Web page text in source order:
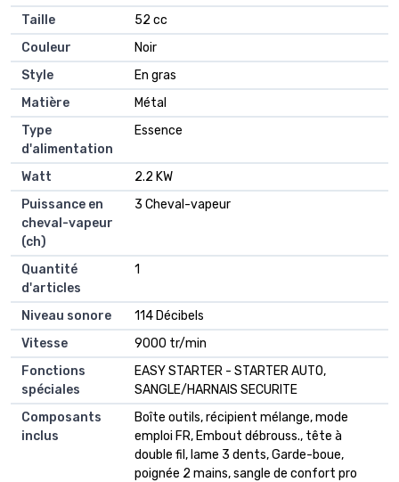
Taille
‎52 cc
Couleur
‎Noir
Style
‎En gras
Matière
‎Métal
Type
d'alimentation
‎Essence
Watt
‎2.2 KW
Puissance en
cheval-vapeur
(ch)
‎3 Cheval-vapeur
Quantité
d'articles
‎1
Niveau sonore
‎114 Décibels
Vitesse
‎9000 tr/min
Fonctions
spéciales
‎EASY STARTER - STARTER AUTO,
SANGLE/HARNAIS SECURITE
Composants
inclus
‎Boîte outils, récipient mélange, mode
emploi FR, Embout débrouss., tête à
double fil, lame 3 dents, Garde-boue,
poignée 2 mains, sangle de confort pro